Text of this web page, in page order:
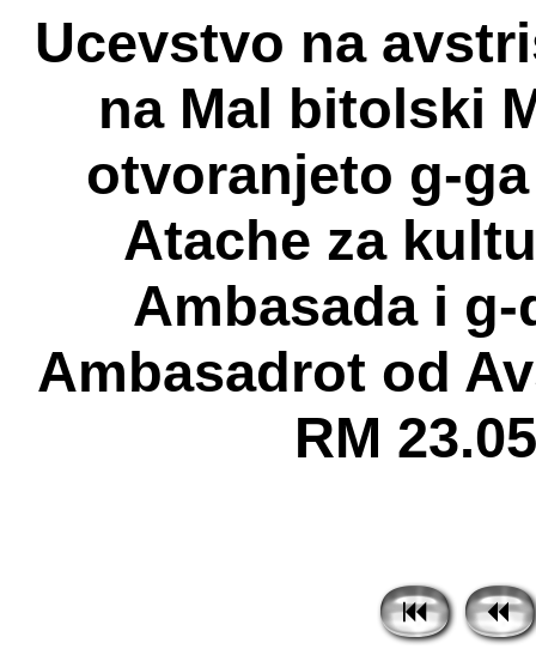
Ucevstvo na
na Mal bitolski
otvoranjeto g-
Atache za
Ambasada i
Ambasadrot od
RM